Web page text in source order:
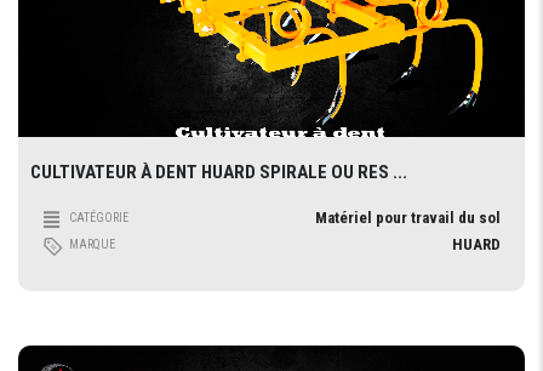
CULTIVATEUR À DENT HUARD SPIRALE OU RES ...
CATÉGORIE Matériel pour travail du sol
MARQUE HUARD